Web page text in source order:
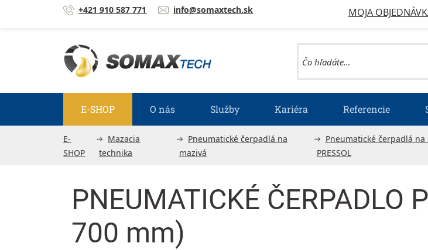
Prejsť na obsah +421 910 587 771 info@somaxtech.sk MOJA
E-SHOP O nás Služby Kariéra Referencie
E-
SHOP
Mazacia
technika
Pneumatické čerpadlá na
mazivá
Pneumatické čerpadlá na
PRESSOL
PNEUMATICKÉ ČERPADLO
700 mm)